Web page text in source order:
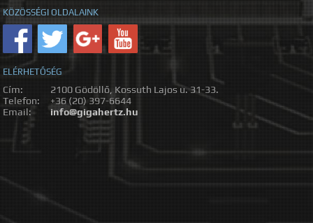
KÖZÖSSÉGI OLDALAINK
ELÉRHETŐSÉG
Cím:
2100 Gödöllő, Kossuth Lajos u. 31-33.
Telefon:
+36 (20) 397-6644
Email:
info@gigahertz.hu